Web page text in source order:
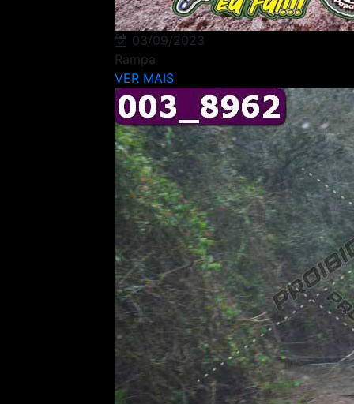
03/09/2023
Rampa
VER MAIS